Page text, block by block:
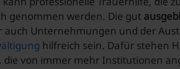
genommen werden. Die gut
Unternehmungen und der
hilfreich sein. Dafür stehen
die von immer mehr Institutionen